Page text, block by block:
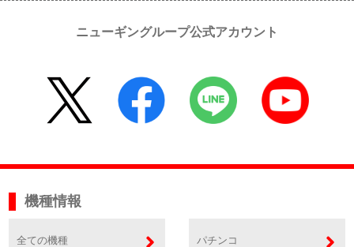
ニューギングループ公式アカウント
機種情報
全ての機種 パチンコ